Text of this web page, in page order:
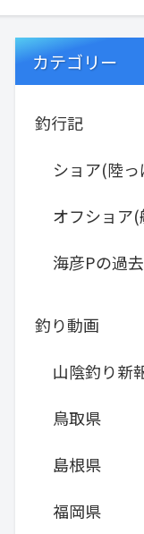
カテゴリー
釣行記
ショア(陸っ
オフショア
海彦Pの過
釣り動画
山陰釣り新
鳥取県
島根県
福岡県